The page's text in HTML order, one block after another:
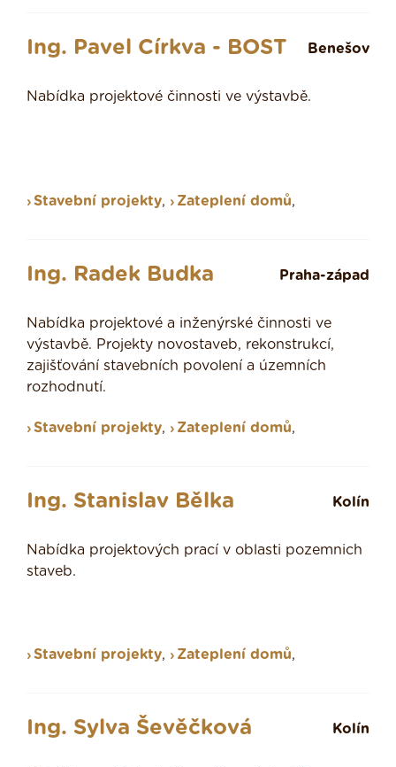
Ing. Pavel Církva - BOST Benešov
Nabídka projektové činnosti ve výstavbě.
Stavební projekty, Zateplení domů,
Ing. Radek Budka Praha-západ
Nabídka projektové a inženýrské činnosti ve
výstavbě. Projekty novostaveb, rekonstrukcí,
zajišťování stavebních povolení a územních
rozhodnutí.
Stavební projekty, Zateplení domů,
Ing. Stanislav Bělka Kolín
Nabídka projektových prací v oblasti pozemnich
staveb.
Stavební projekty, Zateplení domů,
Ing. Sylva Ševěčková Kolín